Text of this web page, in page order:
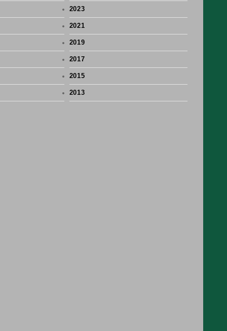
2023
2021
2019
2017
2015
2013